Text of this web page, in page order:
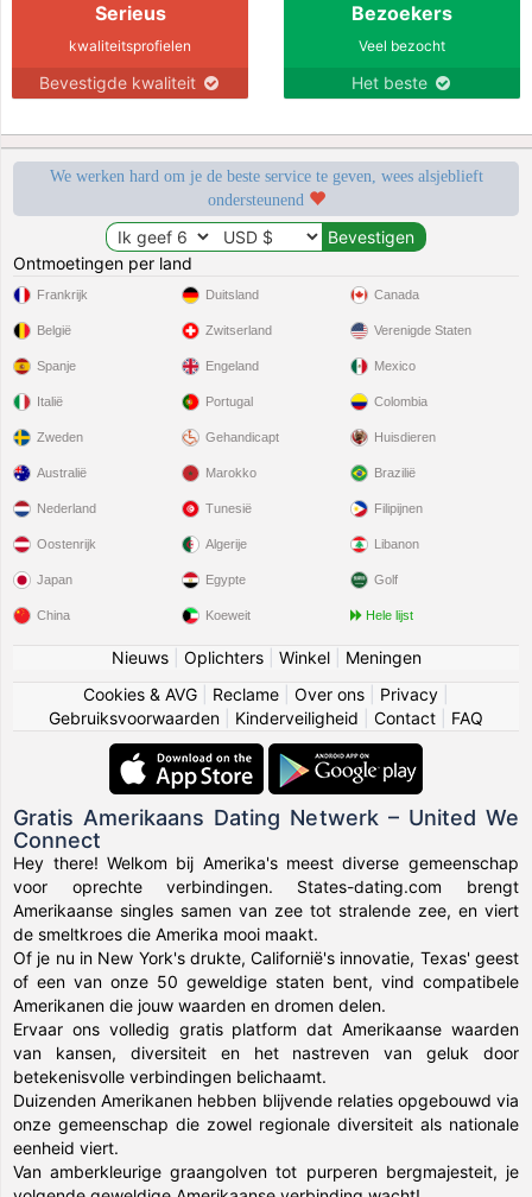
Serieus
kwaliteitsprofielen
Bevestigde kwaliteit
Bezoekers
Veel bezocht
Het beste
We werken hard om je de beste service te geven, wees alsjeblieft
ondersteunend
Ontmoetingen per land
Frankrijk
België
Spanje
Italië
Zweden
Duitsland
Zwitserland
Engeland
Portugal
Gehandicapt
Canada
Verenigde Staten
Mexico
Colombia
Huisdieren
Australië
Nederland
Oostenrijk
Japan
China
Marokko
Tunesië
Algerije
Egypte
Koeweit
Brazilië
Filipijnen
Libanon
Golf
Hele lijst
Nieuws| Oplichters| Winkel| Meningen
Cookies & AVG
Reclame Over ons Privacy
Gebruiksvoorwaarden
Kinderveiligheid Contact FAQ
Gratis Amerikaans Dating Netwerk – United We
Connect
Hey there! Welkom bij Amerika's meest diverse gemeenschap
voor oprechte verbindingen. States-dating.com brengt
Amerikaanse singles samen van zee tot stralende zee, en viert
de smeltkroes die Amerika mooi maakt.
Of je nu in New York's drukte, Californië's innovatie, Texas' geest
of een van onze 50 geweldige staten bent, vind compatibele
Amerikanen die jouw waarden en dromen delen.
Ervaar ons volledig gratis platform dat Amerikaanse waarden
van kansen, diversiteit en het nastreven van geluk door
betekenisvolle verbindingen belichaamt.
Duizenden Amerikanen hebben blijvende relaties opgebouwd via
onze gemeenschap die zowel regionale diversiteit als nationale
eenheid viert.
Van amberkleurige graangolven tot purperen bergmajesteit, je